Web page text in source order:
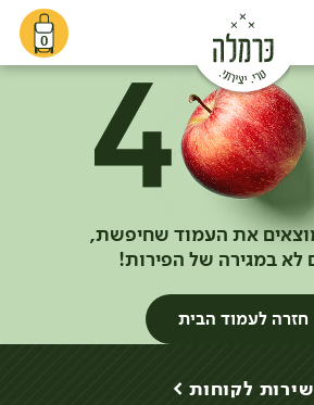
0
את העמוד שחיפשת,
לא במגירה של הפירות!
חזרה לעמוד הבית
שירות לקוחות >